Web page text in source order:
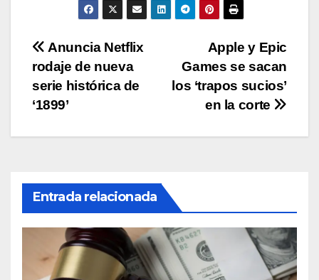
Navegación
de
entradas
Apple y Epic
Games se sacan
los ‘trapos sucios’
en la corte
Anuncia Netflix
rodaje de nueva
serie histórica de
‘1899’
Entrada relacionada